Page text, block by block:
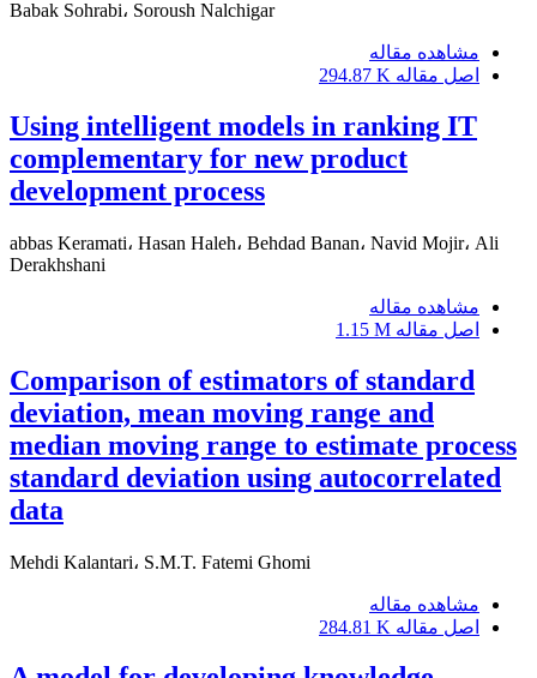
Babak Sohrabi، Soroush Nalchigar
مشاهده مقاله
اصل مقاله 294.87 K
Using intelligent models in ranking IT
complementary for new product
development process
abbas Keramati، Hasan Haleh، Behdad Banan، Navid Mojir، Ali
Derakhshani
مشاهده مقاله
اصل مقاله 1.15 M
Comparison of estimators of standard
deviation, mean moving range and
median moving range to estimate process
standard deviation using autocorrelated
data
Mehdi Kalantari، S.M.T. Fatemi Ghomi
مشاهده مقاله
اصل مقاله 284.81 K